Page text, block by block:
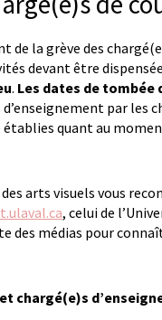
de la grève des
devant être
. Les dates de tombée
par les
quant au
arts visuels vous
, celui de
des médias pour
chargé(e)s